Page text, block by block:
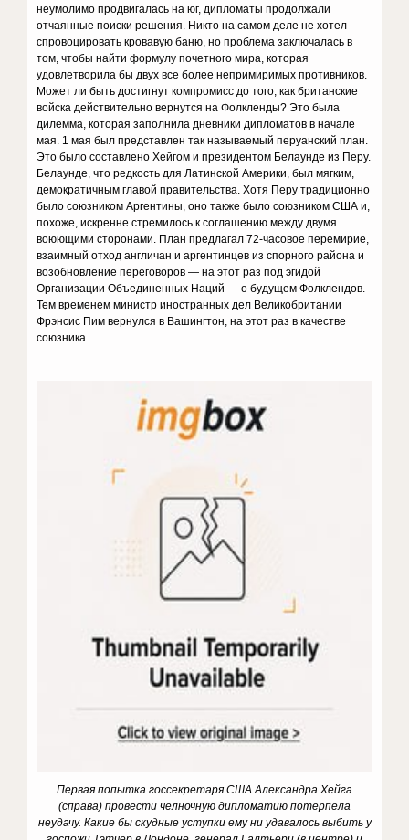
неумолимо продвигалась на юг, дипломаты продолжали
отчаянные поиски решения. Никто на самом деле не хотел
спровоцировать кровавую баню, но проблема заключалась в
том, чтобы найти формулу почетного мира, которая
удовлетворила бы двух все более непримиримых противников.
Может ли быть достигнут компромисс до того, как британские
войска действительно вернутся на Фолкленды? Это была
дилемма, которая заполнила дневники дипломатов в начале
мая. 1 мая был представлен так называемый перуанский план.
Это было составлено Хейгом и президентом Белаунде из Перу.
Белаунде, что редкость для Латинской Америки, был мягким,
демократичным главой правительства. Хотя Перу традиционно
было союзником Аргентины, оно также было союзником США и,
похоже, искренне стремилось к соглашению между двумя
воюющими сторонами. План предлагал 72-часовое перемирие,
взаимный отход англичан и аргентинцев из спорного района и
возобновление переговоров — на этот раз под эгидой
Организации Объединенных Наций — о будущем Фолклендов.
Тем временем министр иностранных дел Великобритании
Фрэнсис Пим вернулся в Вашингтон, на этот раз в качестве
союзника.
Первая попытка госсекретаря США Александра Хейга
(справа) провести челночную дипломатию потерпела
неудачу. Какие бы скудные уступки ему ни удавалось выбить у